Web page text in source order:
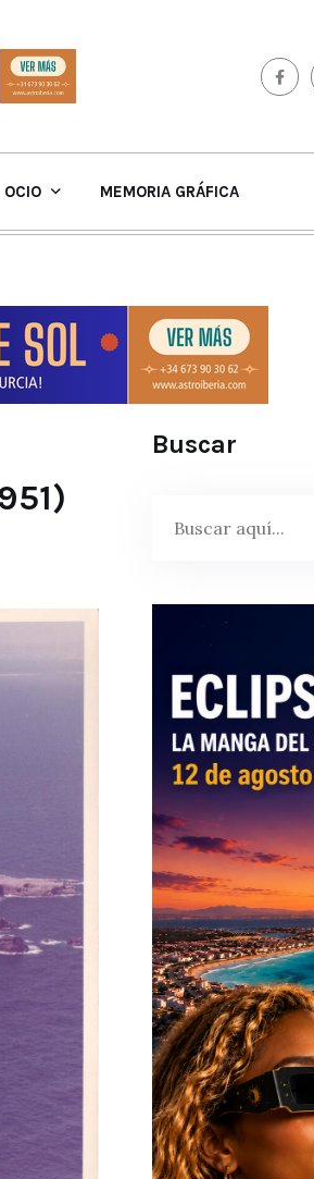
OCIO MEMORIA GRÁFICA
Buscar